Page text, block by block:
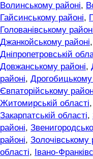
Волинському районі,
Гайсинському районі,
Голованівському
Джанкойському районі,
Дніпропетровській
Довжанському районі,
районі, Дрогобицькому
Євпаторійському
Житомирській області,
Закарпатській області,
районі,
районі, Золочівському
області, Івано-